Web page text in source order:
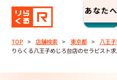
あなたへ
りらくる
セラピスト募集
TOP 店舗検索 東京都
八王
りらくる八王子めじろ台店のセラピスト求